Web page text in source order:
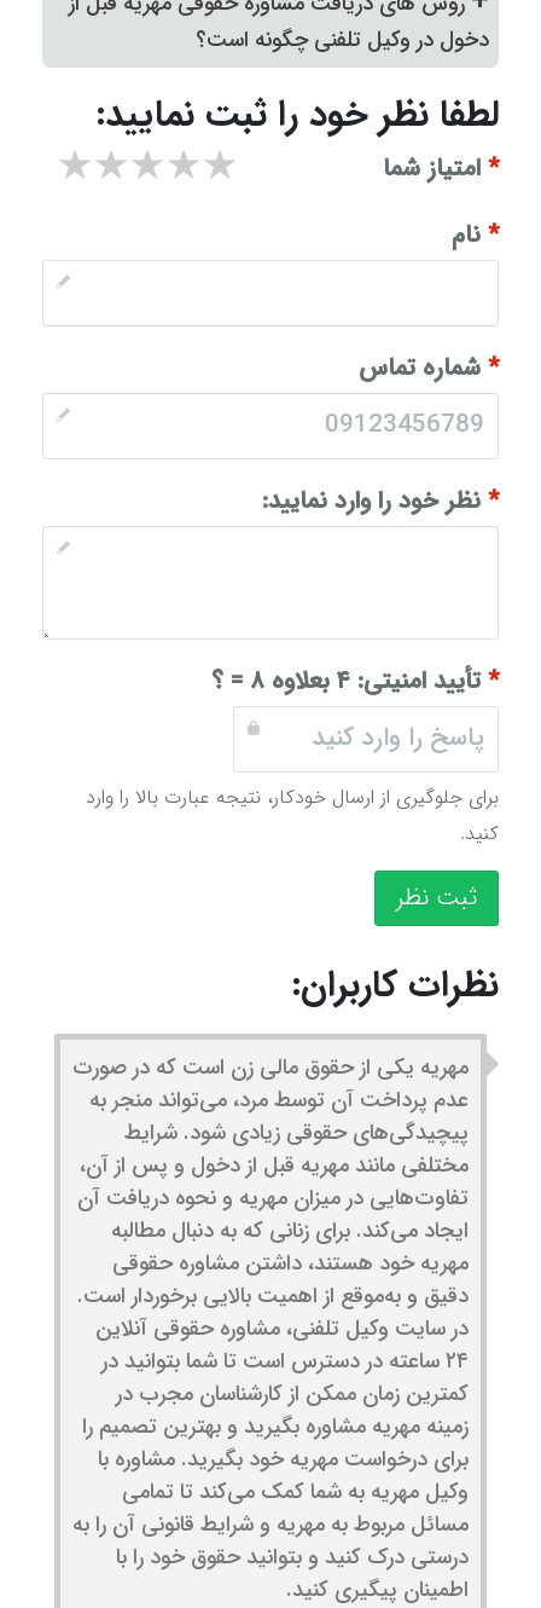
دخول در وکیل تلفنی چگونه است؟
لطفا نظر خود را ثبت نمایید:
*امتیاز شما ۵ stars ۴ stars ۳ stars ۲ stars
*نام
*شماره تماس
*نظر خود را وارد نمایید:
*تأیید امنیتی: ۴ بعلاوه ۸ = ؟
برای جلوگیری از ارسال خودکار، نتیجه عبارت بالا را وارد
کنید.
ثبت نظر
نظرات کاربران:
مهریه یکی از حقوق مالی زن است که در صورت
عدم پرداخت آن توسط مرد، می‌تواند منجر به
پیچیدگی‌های حقوقی زیادی شود. شرایط
مختلفی مانند مهریه قبل از دخول و پس از آن،
تفاوت‌هایی در میزان مهریه و نحوه دریافت آن
ایجاد می‌کند. برای زنانی که به دنبال مطالبه
مهریه خود هستند، داشتن مشاوره حقوقی
دقیق و به‌موقع از اهمیت بالایی برخوردار است.
در سایت وکیل تلفنی، مشاوره حقوقی آنلاین
۲۴ ساعته در دسترس است تا شما بتوانید در
کمترین زمان ممکن از کارشناسان مجرب در
زمینه مهریه مشاوره بگیرید و بهترین تصمیم را
برای درخواست مهریه خود بگیرید. مشاوره با
وکیل مهریه به شما کمک می‌کند تا تمامی
مسائل مربوط به مهریه و شرایط قانونی آن را به
درستی درک کنید و بتوانید حقوق خود را با
اطمینان پیگیری کنید.